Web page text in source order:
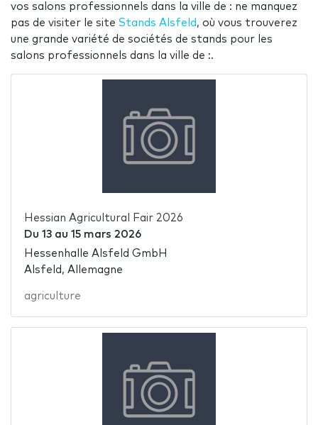
vos salons professionnels dans la ville de : ne manquez
pas de visiter le site Stands Alsfeld , où vous trouverez
une grande variété de sociétés de stands pour les
salons professionnels dans la ville de :.
Hessian Agricultural Fair 2026
Du 13au 15 mars 2026
Hessenhalle Alsfeld GmbH
Alsfeld, Allemagne
agriculture